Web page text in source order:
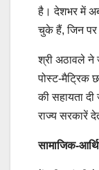
है। देशभर में
चुके हैं, जिन पर
श्री अठावले ने
पोस्ट-मैट्रिक
की सहायता
राज्य सरकारें
सामाजिक-